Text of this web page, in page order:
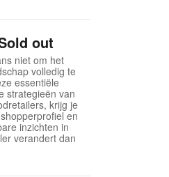
out
niet om het
volledig te
essentiële
strategieën van
krijg je
en
inzichten in
verandert dan